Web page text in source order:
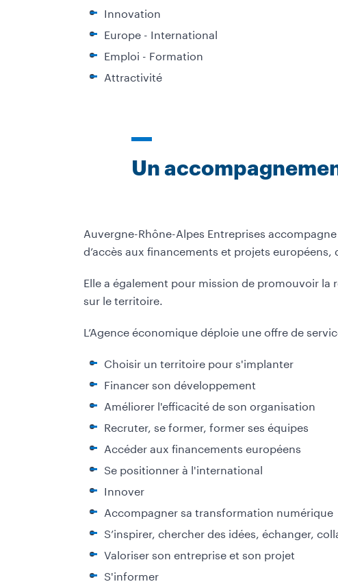
Innovation
Europe - International
Emploi - Formation
Attractivité
Un
Auvergne-Rhône-Alpes Entreprises
d’accès aux financements et projets
Elle a également pour mission de promouvoir
sur le territoire.
L’Agence économique déploie une offre de
Choisir un territoire pour s'implanter
Financer son développement
Améliorer l'efficacité de son organisation
Recruter, se former, former ses équipes
Accéder aux financements européens
Se positionner à l'international
Innover
Accompagner sa transformation numérique
S’inspirer, chercher des idées, échanger,
Valoriser son entreprise et son projet
S'informer